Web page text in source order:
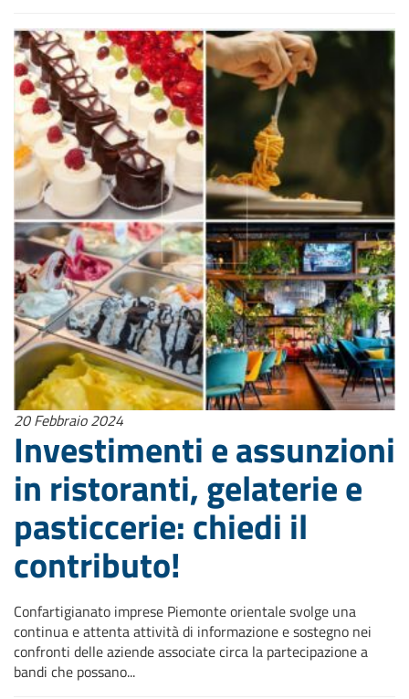
20 Febbraio 2024
Investimenti e assunzioni
in ristoranti, gelaterie e
pasticcerie: chiedi il
contributo!
Confartigianato imprese Piemonte orientale svolge una
continua e attenta attività di informazione e sostegno nei
confronti delle aziende associate circa la partecipazione a
bandi che possano...